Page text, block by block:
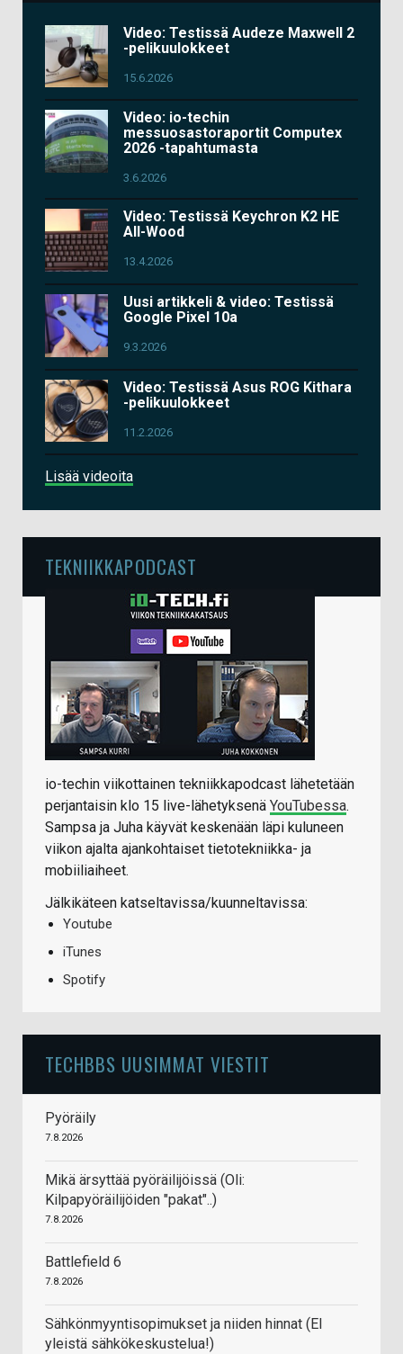
Video: Testissä Audeze Maxwell 2
-pelikuulokkeet
15.6.2026
Video: io-techin
messuosastoraportit Computex
2026 -tapahtumasta
3.6.2026
Video: Testissä Keychron K2 HE
All-Wood
13.4.2026
Uusi artikkeli & video: Testissä
Google Pixel 10a
9.3.2026
Video: Testissä Asus ROG Kithara
-pelikuulokkeet
11.2.2026
Lisää videoita
TEKNIIKKAPODCAST
io-techin viikottainen tekniikkapodcast lähetetään
perjantaisin klo 15 live-lähetyksenä YouTubessa.
Sampsa ja Juha käyvät keskenään läpi kuluneen
viikon ajalta ajankohtaiset tietotekniikka- ja
mobiiliaiheet.
Jälkikäteen katseltavissa/kuunneltavissa:
Youtube
iTunes
Spotify
TECHBBS UUSIMMAT VIESTIT
Pyöräily
7.8.2026
Mikä ärsyttää pyöräilijöissä (Oli:
Kilpapyöräilijöiden "pakat"..)
7.8.2026
Battlefield 6
7.8.2026
Sähkönmyyntisopimukset ja niiden hinnat (EI
yleistä sähkökeskustelua!)